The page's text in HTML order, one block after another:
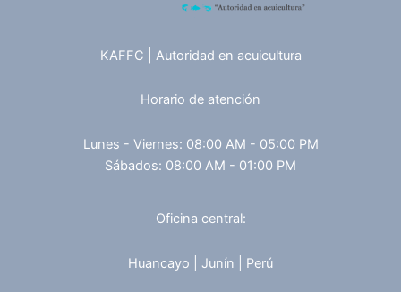
KAFFC | Autoridad en acuicultura
Horario de atención
Lunes - Viernes: 08:00 AM - 05:00 PM
Sábados: 08:00 AM - 01:00 PM
Oficina central:
Huancayo | Junín | Perú